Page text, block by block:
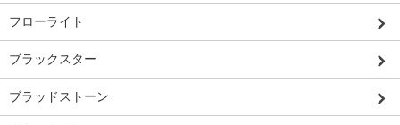
フローライト
ブラックスター
ブラッドストーン